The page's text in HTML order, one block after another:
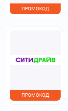
ПРОМОКОД
ПРОМОКОД